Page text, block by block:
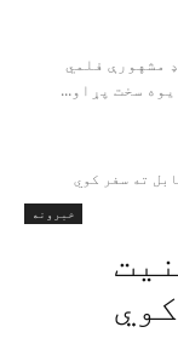
مه) د بالیووډ مشهورې فلمي
سخت پړاو...